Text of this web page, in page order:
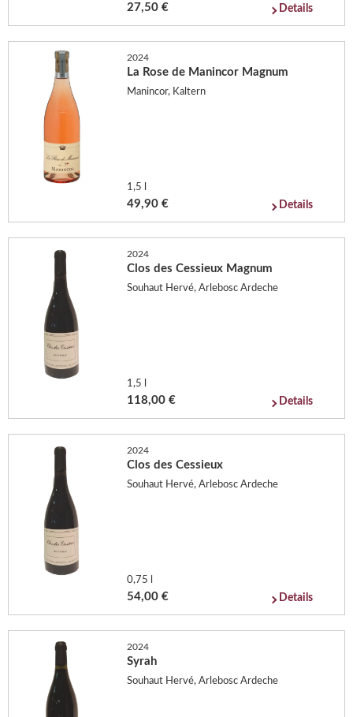
27,50 € Details
2024
La Rose de Manincor Magnum
Manincor, Kaltern
1,5 l
49,90 € Details
2024
Clos des Cessieux Magnum
Souhaut Hervé, Arlebosc Ardeche
1,5 l
118,00 € Details
2024
Clos des Cessieux
Souhaut Hervé, Arlebosc Ardeche
0,75 l
54,00 € Details
2024
Syrah
Souhaut Hervé, Arlebosc Ardeche